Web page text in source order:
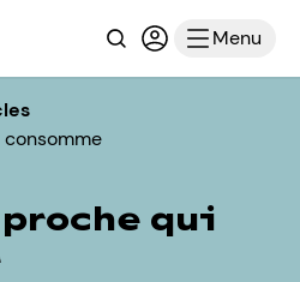
RechercheConnexion
Menu
consomme
qui